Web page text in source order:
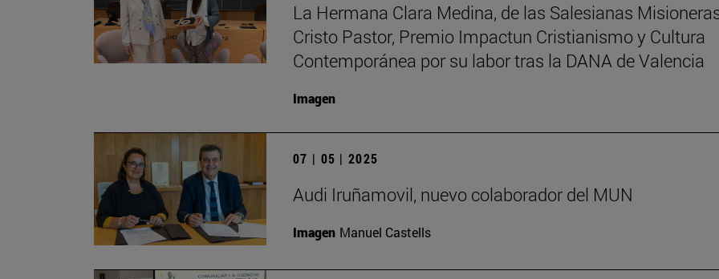
La Hermana Clara Medina, de las Salesianas
Cristo Pastor, Premio Impactun Cristianismo y Cultura
Contemporánea por su labor tras la DANA de Valencia
Imagen
07 | 05 | 2025
Audi Iruñamovil, nuevo colaborador del MUN
Imagen Manuel Castells